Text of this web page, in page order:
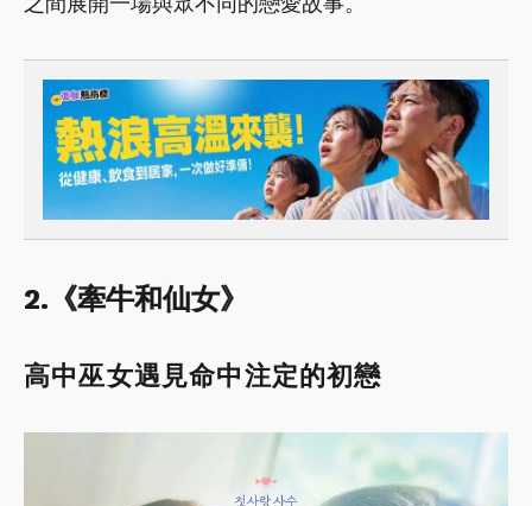
2.《牽牛和仙女》
高中巫女遇見命中注定的初戀